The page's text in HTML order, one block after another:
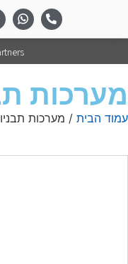
מערכות
עמוד הבית / מערכות